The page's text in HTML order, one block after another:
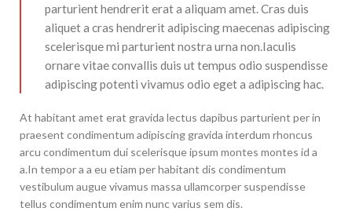
parturient hendrerit erat a aliquam amet. Cras duis
aliquet a cras hendrerit adipiscing maecenas adipiscing
scelerisque mi parturient nostra urna non.Iaculis
ornare vitae convallis duis ut tempus odio suspendisse
adipiscing potenti vivamus odio eget a adipiscing hac.
At habitant amet erat gravida lectus dapibus parturient per in
praesent condimentum adipiscing gravida interdum rhoncus
arcu condimentum dui scelerisque ipsum montes montes id a
a.In tempor a a eu etiam per habitant dis condimentum
vestibulum augue vivamus massa ullamcorper suspendisse
tellus condimentum enim nunc varius sem dis.